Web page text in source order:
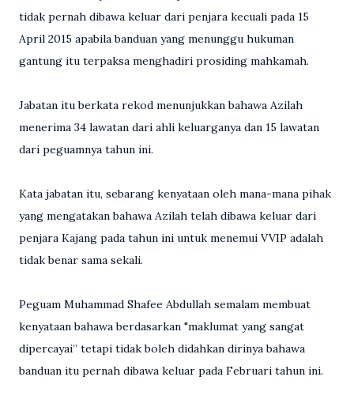
tidak pernah dibawa keluar dari penjara kecuali pada 15
April 2015 apabila banduan yang menunggu hukuman
gantung itu terpaksa menghadiri prosiding mahkamah.
Jabatan itu berkata rekod menunjukkan bahawa Azilah
menerima 34 lawatan dari ahli keluarganya dan 15 lawatan
dari peguamnya tahun ini.
Kata jabatan itu, sebarang kenyataan oleh mana-mana pihak
yang mengatakan bahawa Azilah telah dibawa keluar dari
penjara Kajang pada tahun ini untuk menemui VVIP adalah
tidak benar sama sekali.
Peguam Muhammad Shafee Abdullah semalam membuat
kenyataan bahawa berdasarkan "maklumat yang sangat
dipercayai” tetapi tidak boleh didahkan dirinya bahawa
banduan itu pernah dibawa keluar pada Februari tahun ini.